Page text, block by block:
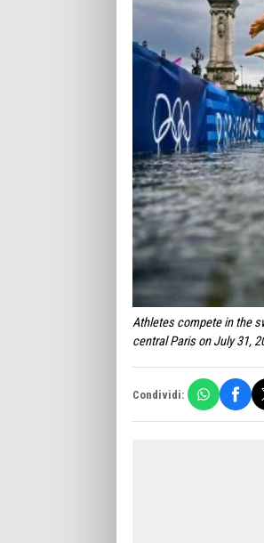
Athletes compete in the
central Paris on July 31,
Condividi: